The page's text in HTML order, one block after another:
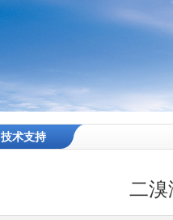
技术支持
二溴